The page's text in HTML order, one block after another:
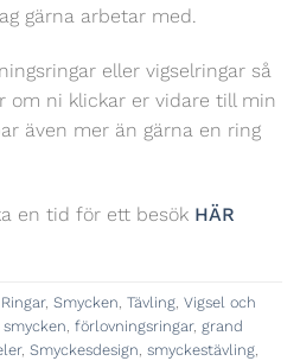
gärna arbetar med.
eller vigselringar så
om ni klickar er vidare till min
även mer än gärna en ring
en tid för ett besök HÄR
Ringar, Smycken Tävling Vigsel och
förlovningsringar, grand
, Smyckesdesign smyckestävling